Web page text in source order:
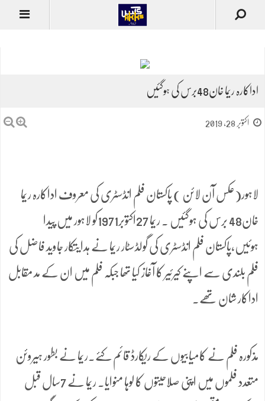
اداکارہ ریما خان48برس کی ہوگئیں
اکتوبر 28, 2019
لاہور(عکس آن لائن ) پاکستان فلم انڈسٹری کی معروف اداکارہ ریما
خان48 برس کی ہوگئیں ۔ ریما 27اکتوبر1971کو لاہور میں پیدا
ہوئیں،پاکستان فلم انڈسٹری کی گولڈسٹار ریما نے ہدایتکار جاوید فاضل کی
فلم بلندی سے اپنے کیرئیر کا آغاز کیا تھا جبکہ فلم میں ان کے مد مقابل
اداکار شان تھے۔
مذکورہ فلم نے کامیابیوں کے ریکارڈ قائم کئے۔ریما نے بطور ہیروئن
متعدد فلموں میں اپنی صلاحیتوں کا لوہا منوایا۔ ریما نے 7سال قبل